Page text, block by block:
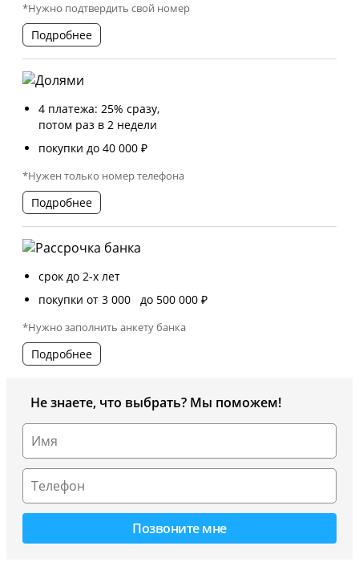
*Нужно подтвердить свой номер
Подробнее
4 платежа: 25% сразу,
потом раз в 2 недели
покупки до 40 000 ₽
*Нужен только номер телефона
Подробнее
срок до 2-х лет
покупки от 3 000 до 500 000 ₽
*Нужно заполнить анкету банка
Подробнее
Не знаете, что выбрать? Мы поможем!